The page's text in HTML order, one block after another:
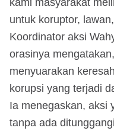
untuk koruptor,
Koordinator aksi
orasinya
menyuarakan
korupsi yang terjadi
Ia menegaskan, aksi
tanpa ada